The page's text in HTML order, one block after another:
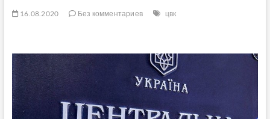
16.08.2020 Без комментариев цвк